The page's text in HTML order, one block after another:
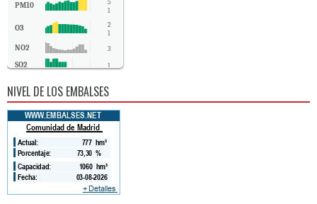
PM10
5
1
O3
2
1
NO2 3
SO2 1
NIVEL DE LOS EMBALSES